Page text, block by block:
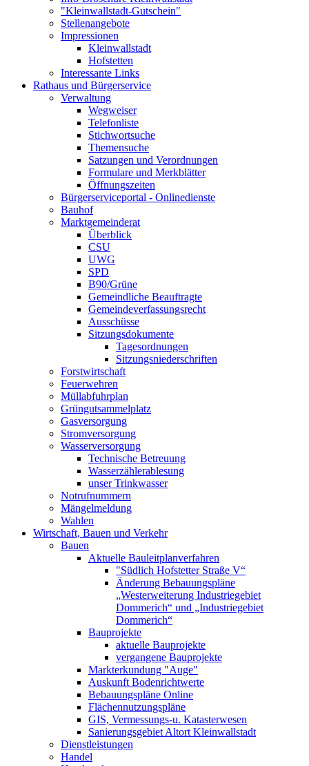
"Kleinwallstadt-Gutschein"
Stellenangebote
Impressionen
Kleinwallstadt
Hofstetten
Interessante Links
Rathaus und Bürgerservice
Verwaltung
Wegweiser
Telefonliste
Stichwortsuche
Themensuche
Satzungen und Verordnungen
Formulare und Merkblätter
Öffnungszeiten
Bürgerserviceportal - Onlinedienste
Bauhof
Marktgemeinderat
Überblick
CSU
UWG
SPD
B90/Grüne
Gemeindliche Beauftragte
Gemeindeverfassungsrecht
Ausschüsse
Sitzungsdokumente
Tagesordnungen
Sitzungsniederschriften
Forstwirtschaft
Feuerwehren
Müllabfuhrplan
Grüngutsammelplatz
Gasversorgung
Stromversorgung
Wasserversorgung
Technische Betreuung
Wasserzählerablesung
unser Trinkwasser
Notrufnummern
Mängelmeldung
Wahlen
Wirtschaft, Bauen und Verkehr
Bauen
Aktuelle Bauleitplanverfahren
"Südlich Hofstetter Straße V“
Änderung Bebauungspläne
„Westerweiterung Industriegebiet
Dommerich“ und „Industriegebiet
Dommerich“
Bauprojekte
aktuelle Bauprojekte
vergangene Bauprojekte
Markterkundung "Auge"
Auskunft Bodenrichtwerte
Bebauungspläne Online
Flächennutzungspläne
GIS, Vermessungs-u. Katasterwesen
Sanierungsgebiet Altort Kleinwallstadt
Dienstleistungen
Handel